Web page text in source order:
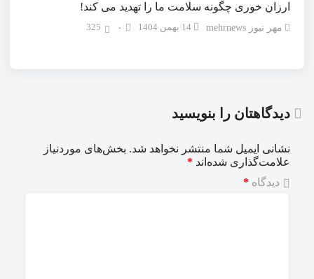
ارزان خوری چگونه سلامت ما را تهدید می کند!
مهر نیوز mehrnews 14 بهمن 1404 325
دیدگاهتان را بنویسید
نشانی ایمیل شما منتشر نخواهد شد. بخش‌های موردنیاز
علامت‌گذاری شده‌اند *
دیدگاه *